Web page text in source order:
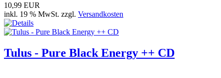
10,99 EUR
inkl. 19 % MwSt. zzgl. Versandkosten
Tulus - Pure Black Energy ++ CD